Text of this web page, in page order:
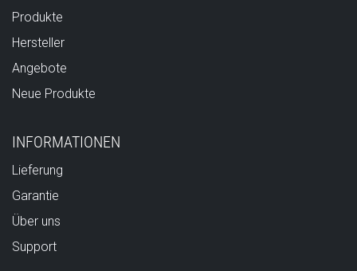
Produkte
Hersteller
Angebote
Neue Produkte
INFORMATIONEN
Lieferung
Garantie
Über uns
Support